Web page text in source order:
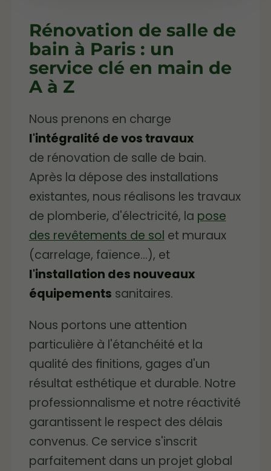
Rénovation de salle de
bain à Paris : un
service clé en main de
A à Z
Nous prenons en charge
l'intégralité de vos travaux
de rénovation de salle de bain.
Après la dépose des installations
existantes, nous réalisons les travaux
de plomberie, d'électricité, la pose
des revêtements de solet muraux
(carrelage, faïence...), et
l'installation des nouveaux
équipements sanitaires.
Nous portons une attention
particulière à l'étanchéité et la
qualité des finitions, gages d'un
résultat esthétique et durable. Notre
professionnalisme et notre réactivité
garantissent le respect des délais
convenus. Ce service s'inscrit
parfaitement dans un projet global